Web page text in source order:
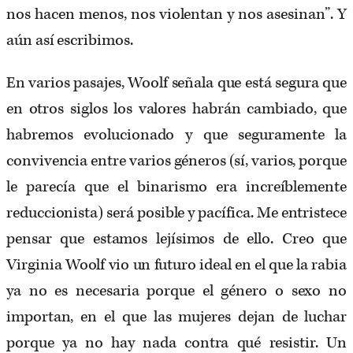
nos hacen menos, nos violentan y nos asesinan”. Y
aún así escribimos.
En varios pasajes, Woolf señala que está segura que
en otros siglos los valores habrán cambiado, que
habremos evolucionado y que seguramente la
convivencia entre varios géneros (sí, varios, porque
le parecía que el binarismo era increíblemente
reduccionista) será posible y pacífica. Me entristece
pensar que estamos lejísimos de ello. Creo que
Virginia Woolf vio un futuro ideal en el que la rabia
ya no es necesaria porque el género o sexo no
importan, en el que las mujeres dejan de luchar
porque ya no hay nada contra qué resistir. Un